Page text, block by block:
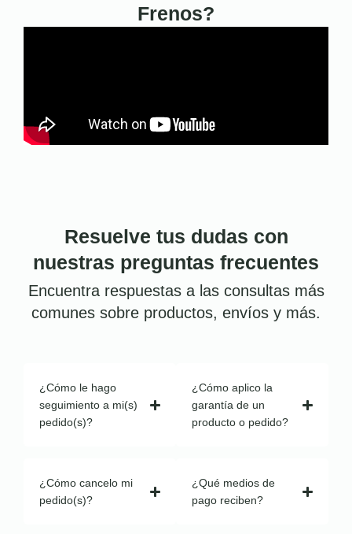
Frenos?
Resuelve tus dudas con
nuestras preguntas frecuentes
Encuentra respuestas a las consultas más
comunes sobre productos, envíos y más.
¿Cómo le hago
seguimiento a mi(s)
pedido(s)?
¿Cómo cancelo mi
pedido(s)?
¿Cómo aplico la
garantía de un
producto o pedido?
¿Qué medios de
pago reciben?